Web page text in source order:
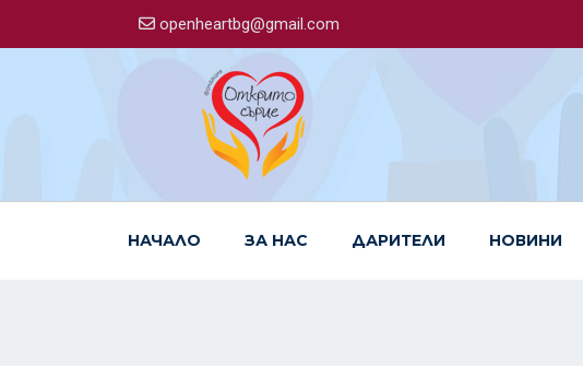
openheartbg@gmail.com
НАЧАЛО ЗА НАС ДАРИТЕЛИ НОВИНИ